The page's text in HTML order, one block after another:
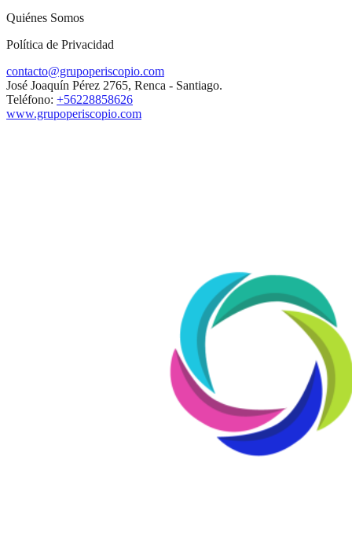
Quiénes Somos
Política de Privacidad
contacto@grupoperiscopio.com
José Joaquín Pérez 2765, Renca - Santiago.
Teléfono: +56228858626
www.grupoperiscopio.com